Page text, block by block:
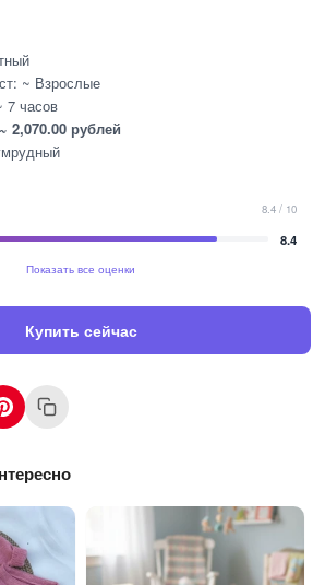
~ Взрослые
7 часов
~ 2,070.00 рублей
8.4 / 10
8.4
Показать все оценки
Купить сейчас